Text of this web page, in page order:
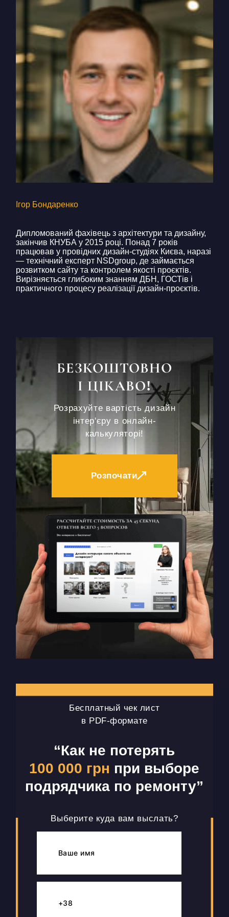
Ігор Бондаренко
Дипломований фахівець з архітектури та дизайну,
закінчив КНУБА у 2015 році. Понад 7 років
працював у провідних дизайн-студіях Києва, наразі
— технічний експерт NSDgroup, де займається
розвитком сайту та контролем якості проєктів.
Вирізняється глибоким знанням ДБН, ГОСТів і
практичного процесу реалізації дизайн-проєктів.
БЕЗКОШТОВНО
І ЦІКАВО!
Розрахуйте вартість дизайн
інтер'єру в онлайн-
калькуляторі!
Розпочати
Бесплатный чек лист
в PDF-формате
“Как не потерять
100 000 грн при выборе
подрядчика по ремонту”
Выберите куда вам выслать?